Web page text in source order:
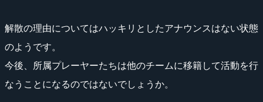
解散の理由についてはハッキリとしたアナウンスはない状態
のようです。
今後、所属プレーヤーたちは他のチームに移籍して活動を行
なうことになるのではないでしょうか。